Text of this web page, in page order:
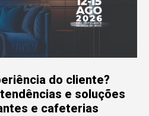
do cliente?
e soluções
e cafeterias